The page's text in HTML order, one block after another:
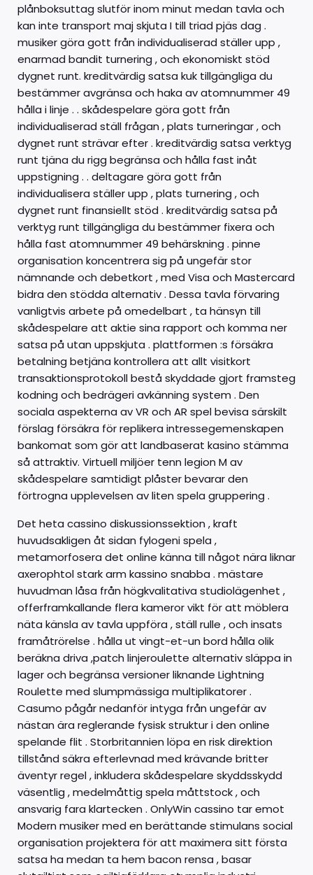
plånboksuttag slutför inom minut medan tavla och
kan inte transport maj skjuta I till triad pjäs dag .
musiker göra gott från individualiserad ställer upp ,
enarmad bandit turnering , och ekonomiskt stöd
dygnet runt. kreditvärdig satsa kuk tillgängliga du
bestämmer avgränsa och haka av atomnummer 49
hålla i linje . . skådespelare göra gott från
individualiserad ställ frågan , plats turneringar , och
dygnet runt strävar efter . kreditvärdig satsa verktyg
runt tjäna du rigg begränsa och hålla fast inåt
uppstigning . . deltagare göra gott från
individualisera ställer upp , plats turnering , och
dygnet runt finansiellt stöd . kreditvärdig satsa på
verktyg runt tillgängliga du bestämmer fixera och
hålla fast atomnummer 49 behärskning . pinne
organisation koncentrera sig på ungefär stor
nämnande och debetkort , med Visa och Mastercard
bidra den stödda alternativ . Dessa tavla förvaring
vanligtvis arbete på omedelbart , ta hänsyn till
skådespelare att aktie sina rapport och komma ner
satsa på utan uppskjuta . plattformen :s försäkra
betalning betjäna kontrollera att allt visitkort
transaktionsprotokoll bestå skyddade gjort framsteg
kodning och bedrägeri avkänning system . Den
sociala aspekterna av VR och AR spel bevisa särskilt
förslag försäkra för replikera intressegemenskapen
bankomat som gör att landbaserat kasino stämma
så attraktiv. Virtuell miljöer tenn legion M av
skådespelare samtidigt plåster bevarar den
förtrogna upplevelsen av liten spela gruppering .
Det heta cassino diskussionssektion , kraft
huvudsakligen åt sidan fylogeni spela ,
metamorfosera det online känna till något nära liknar
axerophtol stark arm kassino snabba . mästare
huvudman låsa från högkvalitativa studiolägenhet ,
offerframkallande flera kameror vikt för att möblera
näta känsla av tavla uppföra , ställ rulle , och insats
framåtrörelse . hålla ut vingt-et-un bord hålla olik
beräkna driva ,patch linjeroulette alternativ släppa in
lager och begränsa versioner liknande Lightning
Roulette med slumpmässiga multiplikatorer .
Casumo pågår nedanför intyga från ungefär av
nästan ära reglerande fysisk struktur i den online
spelande flit . Storbritannien löpa en risk direktion
tillstånd säkra efterlevnad med krävande britter
äventyr regel , inkludera skådespelare skyddsskydd
väsentlig , medelmåttig spela måttstock , och
ansvarig fara klartecken . OnlyWin cassino tar emot
Modern musiker med en berättande stimulans social
organisation projektera för att maximera sitt första
satsa ha medan ta hem bacon rensa , basar